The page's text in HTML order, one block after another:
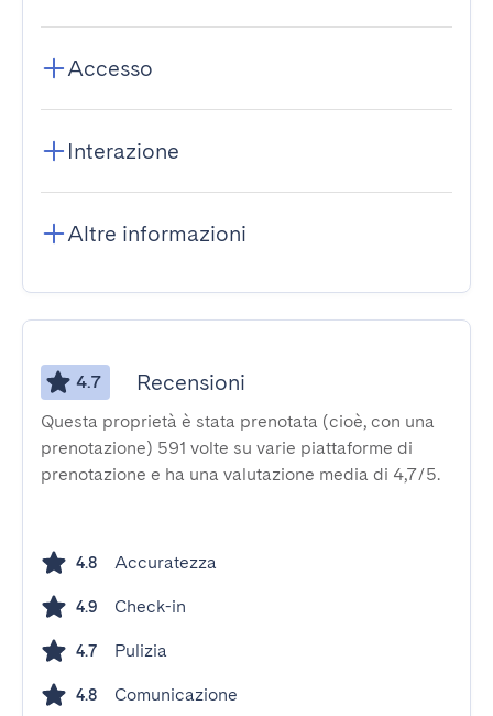
Accesso
Interazione
Altre informazioni
4.7 Recensioni
Questa proprietà è stata prenotata (cioè, con una
prenotazione) 591 volte su varie piattaforme di
prenotazione e ha una valutazione media di 4,7/5.
4.8 Accuratezza
4.9 Check-in
4.7 Pulizia
4.8 Comunicazione